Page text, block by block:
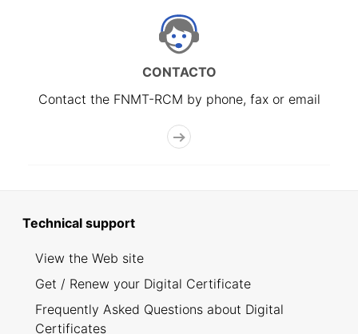
CONTACTO
Contact the FNMT-RCM by phone, fax or email
Technical support
View the Web site
Get / Renew your Digital Certificate
Frequently Asked Questions about Digital
Certificates